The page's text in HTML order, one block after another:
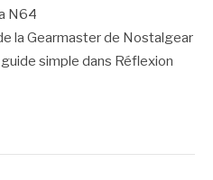
N64
la Gearmaster de Nostalgear
guide simple dans Réflexion